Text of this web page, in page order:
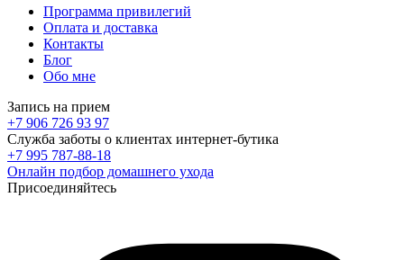
Программа привилегий
Оплата и доставка
Контакты
Блог
Обо мне
Запись на прием
+7 906 726 93 97
Служба заботы о клиентах интернет-бутика
+7 995 787-88-18
Онлайн подбор домашнего ухода
Присоединяйтесь